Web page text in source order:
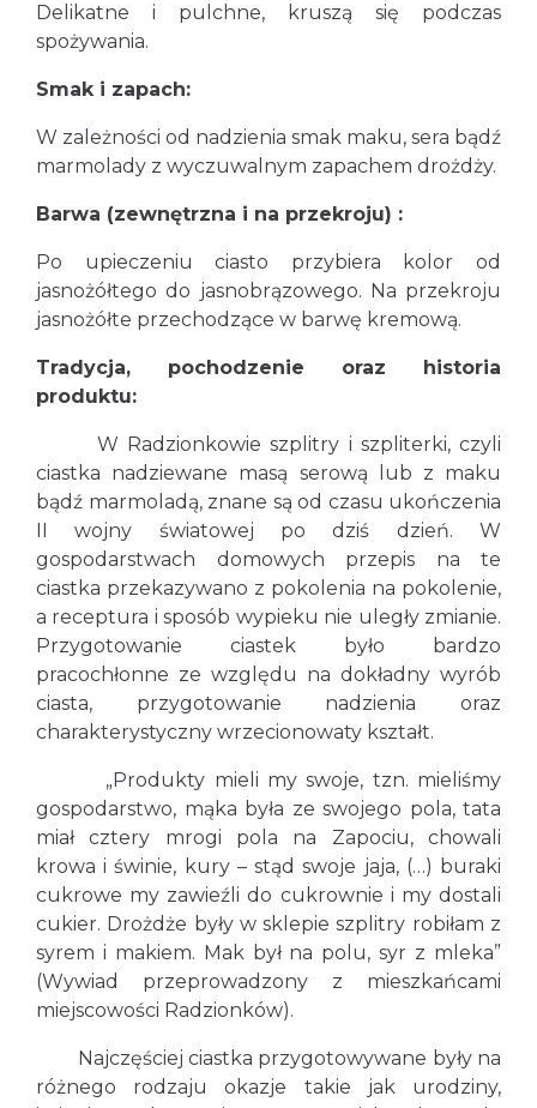
Delikatne i pulchne, kruszą się podczas
spożywania.
Smak i zapach:
W zależności od nadzienia smak maku, sera bądź
marmolady z wyczuwalnym zapachem drożdży.
Barwa (zewnętrzna i na przekroju) :
Po upieczeniu ciasto przybiera kolor od
jasnożółtego do jasnobrązowego. Na przekroju
jasnożółte przechodzące w barwę kremową.
Tradycja, pochodzenie oraz historia
produktu:
W Radzionkowie szplitry i szpliterki, czyli
ciastka nadziewane masą serową lub z maku
bądź marmoladą, znane są od czasu ukończenia
II wojny światowej po dziś dzień. W
gospodarstwach domowych przepis na te
ciastka przekazywano z pokolenia na pokolenie,
a receptura i sposób wypieku nie uległy zmianie.
Przygotowanie ciastek było bardzo
pracochłonne ze względu na dokładny wyrób
ciasta, przygotowanie nadzienia oraz
charakterystyczny wrzecionowaty kształt.
„Produkty mieli my swoje, tzn. mieliśmy
gospodarstwo, mąka była ze swojego pola, tata
miał cztery mrogi pola na Zapociu, chowali
krowa i świnie, kury – stąd swoje jaja, (…) buraki
cukrowe my zawieźli do cukrownie i my dostali
cukier. Drożdże były w sklepie szplitry robiłam z
syrem i makiem. Mak był na polu, syr z mleka”
(Wywiad przeprowadzony z mieszkańcami
miejscowości Radzionków).
Najczęściej ciastka przygotowywane były na
różnego rodzaju okazje takie jak urodziny,